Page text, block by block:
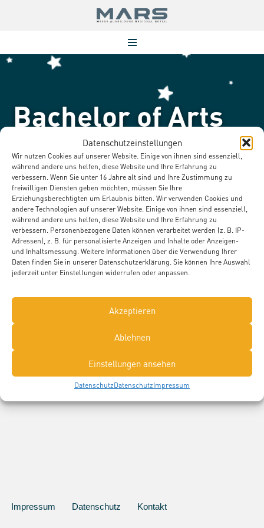
Datenschutzeinstellungen
Wir nutzen Cookies auf unserer Website. Einige von ihnen sind essenziell,
während andere uns helfen, diese Website und Ihre Erfahrung zu
verbessern. Wenn Sie unter 16 Jahre alt sind und Ihre Zustimmung zu
freiwilligen Diensten geben möchten, müssen Sie Ihre
Erziehungsberechtigten um Erlaubnis bitten. Wir verwenden Cookies und
andere Technologien auf unserer Website. Einige von ihnen sind essenziell,
während andere uns helfen, diese Website und Ihre Erfahrung zu
verbessern. Personenbezogene Daten können verarbeitet werden (z. B. IP-
Adressen), z. B. für personalisierte Anzeigen und Inhalte oder Anzeigen-
und Inhaltsmessung. Weitere Informationen über die Verwendung Ihrer
Daten finden Sie in unserer Datenschutzerklärung. Sie können Ihre Auswahl
jederzeit unter Einstellungen widerrufen oder anpassen.
Akzeptieren
Ablehnen
Einstellungen ansehen
DatenschutzDatenschutzImpressum
springen
Bachelor of Arts
„Angewandte
Aussteller, die "Bachelor of Arts
„Angewandte Pflegewissenschaft“"
ausbilden:
Impressum Datenschutz Kontakt